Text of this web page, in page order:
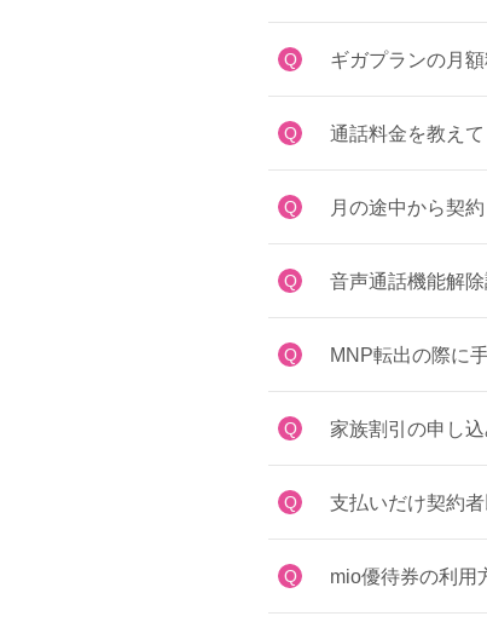
Q ギガプランの月
Q 通話料金を教え
Q 月の途中から契
Q 音声通話機能解
Q MNP転出の際に
Q 家族割引の申し
Q 支払いだけ契約
Q mio優待券の利用